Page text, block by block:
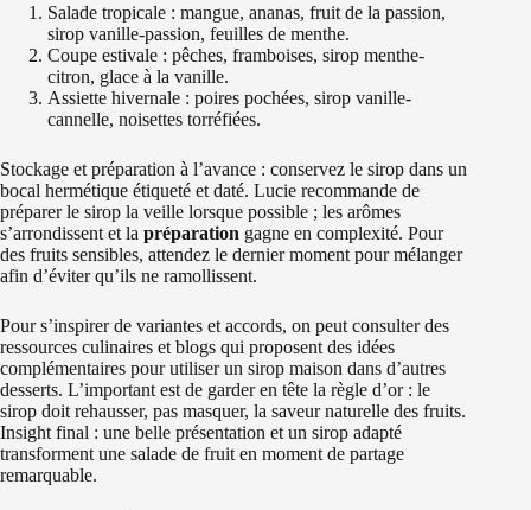
Salade tropicale : mangue, ananas, fruit de la passion,
sirop vanille-passion, feuilles de menthe.
Coupe estivale : pêches, framboises, sirop menthe-
citron, glace à la vanille.
Assiette hivernale : poires pochées, sirop vanille-
cannelle, noisettes torréfiées.
Stockage et préparation à l’avance : conservez le sirop dans un
bocal hermétique étiqueté et daté. Lucie recommande de
préparer le sirop la veille lorsque possible ; les arômes
s’arrondissent et la préparation gagne en complexité. Pour
des fruits sensibles, attendez le dernier moment pour mélanger
afin d’éviter qu’ils ne ramollissent.
Pour s’inspirer de variantes et accords, on peut consulter des
ressources culinaires et blogs qui proposent des idées
complémentaires pour utiliser un sirop maison dans d’autres
desserts. L’important est de garder en tête la règle d’or : le
sirop doit rehausser, pas masquer, la saveur naturelle des fruits.
Insight final : une belle présentation et un sirop adapté
transforment une salade de fruit en moment de partage
remarquable.